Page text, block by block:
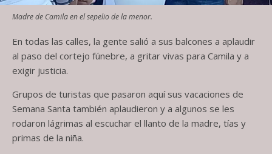
Madre de Camila en el sepelio de la menor.
En todas las calles, la gente salió a sus balcones a aplaudir
al paso del cortejo fúnebre, a gritar vivas para Camila y a
exigir justicia.
Grupos de turistas que pasaron aquí sus vacaciones de
Semana Santa también aplaudieron y a algunos se les
rodaron lágrimas al escuchar el llanto de la madre, tías y
primas de la niña.